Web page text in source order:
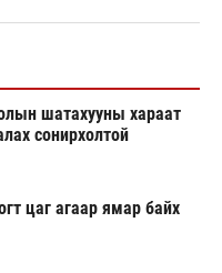
шатахууны хараат
сонирхолтой
цаг агаар ямар байх